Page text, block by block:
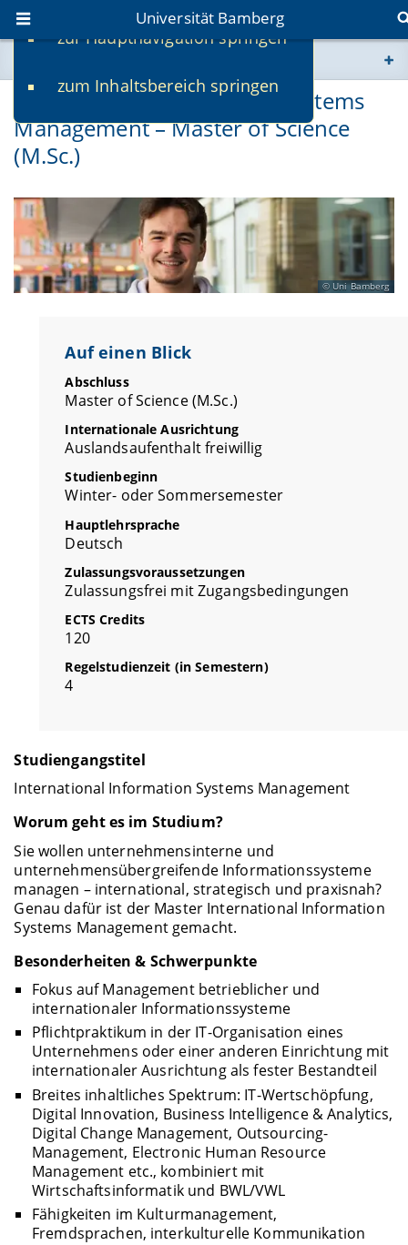
zur Hauptnavigation springen
zum Inhaltsbereich springen
Universität Bamberg
www.uni-bamberg.de
univis.uni-bamberg.de
International Information Systems
Management – Master of Science
(M.Sc.)
Uni Bamberg
Auf einen Blick
Abschluss
Master of Science (M.Sc.)
Internationale Ausrichtung
Auslandsaufenthalt freiwillig
Studienbeginn
Winter- oder Sommersemester
Hauptlehrsprache
Deutsch
Zulassungsvoraussetzungen
Zulassungsfrei mit Zugangsbedingungen
ECTS Credits
120
Regelstudienzeit (in Semestern)
4
Studiengangstitel
International Information Systems Management
Worum geht es im Studium?
Sie wollen unternehmensinterne und
unternehmensübergreifende Informationssysteme
managen – international, strategisch und praxisnah?
Genau dafür ist der Master International Information
Systems Management gemacht.
Besonderheiten & Schwerpunkte
Fokus auf Management betrieblicher und
internationaler Informationssysteme
Pflichtpraktikum in der IT-Organisation eines
Unternehmens oder einer anderen Einrichtung mit
internationaler Ausrichtung als fester Bestandteil
Breites inhaltliches Spektrum: IT-Wertschöpfung,
Digital Innovation, Business Intelligence & Analytics,
Digital Change Management, Outsourcing-
Management, Electronic Human Resource
Management etc., kombiniert mit
Wirtschaftsinformatik und BWL/VWL
Fähigkeiten im Kulturmanagement,
Fremdsprachen, interkulturelle Kommunikation